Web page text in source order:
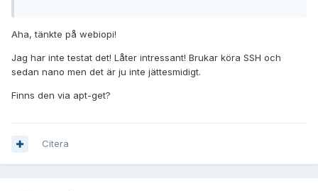
Aha, tänkte på webiopi!
Jag har inte testat det! Låter intressant! Brukar köra SSH och
sedan nano men det är ju inte jättesmidigt.
Finns den via apt-get?
Citera